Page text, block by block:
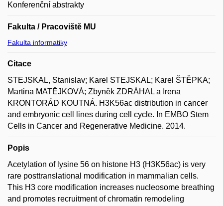
Konferenční abstrakty
Fakulta / Pracoviště MU
Fakulta informatiky
Citace
STEJSKAL, Stanislav; Karel STEJSKAL; Karel ŠTĚPKA;
Martina MATĚJKOVÁ; Zbyněk ZDRÁHAL a Irena
KRONTORÁD KOUTNÁ. H3K56ac distribution in cancer
and embryonic cell lines during cell cycle. In EMBO Stem
Cells in Cancer and Regenerative Medicine. 2014.
Popis
Acetylation of lysine 56 on histone H3 (H3K56ac) is very
rare posttranslational modification in mammalian cells.
This H3 core modification increases nucleosome breathing
and promotes recruitment of chromatin remodeling